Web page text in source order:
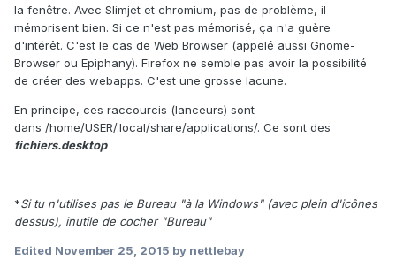
la fenêtre. Avec Slimjet et chromium, pas de problème, il
mémorisent bien. Si ce n'est pas mémorisé, ça n'a guère
d'intérêt. C'est le cas de Web Browser (appelé aussi Gnome-
Browser ou Epiphany). Firefox ne semble pas avoir la possibilité
de créer des webapps. C'est une grosse lacune.
En principe, ces raccourcis (lanceurs) sont
dans /home/USER/.local/share/applications/. Ce sont des
fichiers.desktop
*Si tu n'utilises pas le Bureau "à la Windows" (avec plein d'icônes
dessus), inutile de cocher "Bureau"
Edited November 25, 2015 by nettlebay